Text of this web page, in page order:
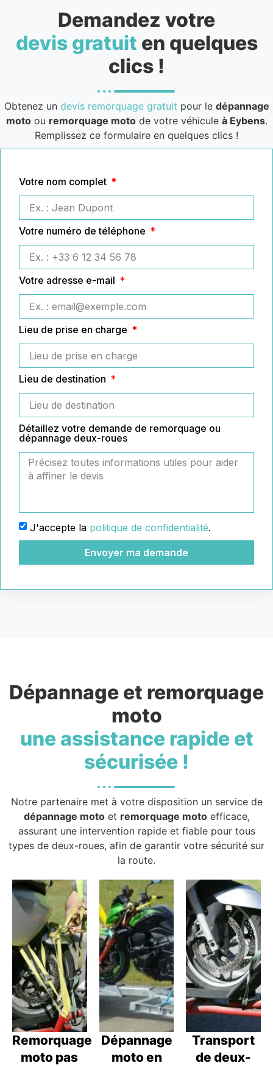
Demandez votre
devis gratuit en quelques
clics !
Obtenez un devis remorquage gratuit pour le dépannage
motoou remorquage motode votre véhicule à Eybens.
Remplissez ce formulaire en quelques clics !
Votre nom complet
Votre numéro de téléphone
Votre adresse e-mail
Lieu de prise en charge
Lieu de destination
Détaillez votre demande de remorquage ou
dépannage deux-roues
J'accepte la politique de confidentialité.
Envoyer ma demande
Dépannage et remorquage
moto
une assistance rapide et
sécurisée !
Notre partenaire met à votre disposition un service de
dépannage motoet remorquage motoefficace,
assurant une intervention rapide et fiable pour tous
types de deux-roues, afin de garantir votre sécurité sur
la route.
Remorquage
moto pas
Dépannage
moto en
Transport
de deux-